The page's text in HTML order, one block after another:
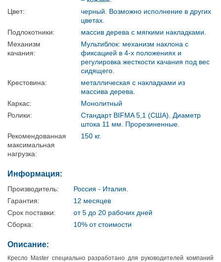
Цвет:
черный. Возможно исполнение в других
цветах.
Подлокотники:
массив дерева с мягкими накладками.
Механизм
качания:
Мультиблок: механизм наклона с
фиксацией в 4-х положениях и
регулировка жесткости качания под вес
сидящего.
Крестовина:
металлическая с накладками из
массива дерева.
Каркас:
Монолитный
Ролики:
Стандарт BIFMA 5,1 (США). Диаметр
штока 11 мм. Прорезиненные.
Рекомендованная
максимальная
нагрузка:
150 кг.
Информация:
Производитель:
Россия - Италия.
Гарантия:
12 месяцев
Срок поставки:
от 5 до 20 рабочих дней
Сборка:
10% от стоимости
Описание:
Кресло Master специально разработано для руководителей компаний